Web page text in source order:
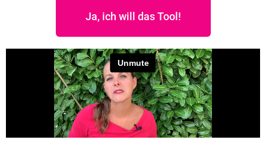
Ja, ich will das Tool!